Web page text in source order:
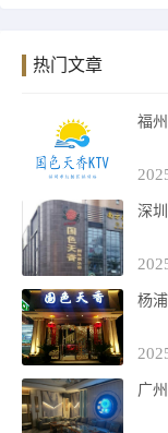
热门文章
福
深
杨
广